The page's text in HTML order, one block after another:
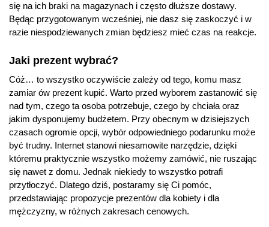
się na ich braki na magazynach i często dłuższe dostawy.
Będąc przygotowanym wcześniej, nie dasz się zaskoczyć i w
razie niespodziewanych zmian będziesz mieć czas na reakcje.
Jaki prezent wybrać?
Cóż… to wszystko oczywiście zależy od tego, komu masz
zamiar ów prezent kupić. Warto przed wyborem zastanowić się
nad tym, czego ta osoba potrzebuje, czego by chciała oraz
jakim dysponujemy budżetem. Przy obecnym w dzisiejszych
czasach ogromie opcji, wybór odpowiedniego podarunku może
być trudny. Internet stanowi niesamowite narzędzie, dzięki
któremu praktycznie wszystko możemy zamówić, nie ruszając
się nawet z domu. Jednak niekiedy to wszystko potrafi
przytłoczyć. Dlatego dziś, postaramy się Ci pomóc,
przedstawiając propozycje prezentów dla kobiety i dla
mężczyzny, w różnych zakresach cenowych.